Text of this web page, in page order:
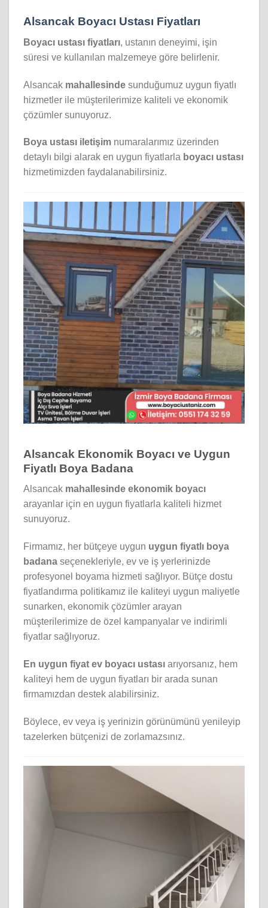
Alsancak Boyacı Ustası Fiyatları
Boyacı ustası fiyatları, ustanın deneyimi, işin
süresi ve kullanılan malzemeye göre belirlenir.
Alsancak mahallesinde sunduğumuz uygun fiyatlı
hizmetler ile müşterilerimize kaliteli ve ekonomik
çözümler sunuyoruz.
Boya ustası iletişim numaralarımız üzerinden
detaylı bilgi alarak en uygun fiyatlarla boyacı ustası
hizmetimizden faydalanabilirsiniz.
Alsancak Ekonomik Boyacı ve Uygun
Fiyatlı Boya Badana
Alsancak mahallesinde ekonomik boyacı
arayanlar için en uygun fiyatlarla kaliteli hizmet
sunuyoruz.
Firmamız, her bütçeye uygun uygun fiyatlı boya
badana seçenekleriyle, ev ve iş yerlerinizde
profesyonel boyama hizmeti sağlıyor. Bütçe dostu
fiyatlandırma politikamız ile kaliteyi uygun maliyetle
sunarken, ekonomik çözümler arayan
müşterilerimize de özel kampanyalar ve indirimli
fiyatlar sağlıyoruz.
En uygun fiyat ev boyacı ustası arıyorsanız, hem
kaliteyi hem de uygun fiyatları bir arada sunan
firmamızdan destek alabilirsiniz.
Böylece, ev veya iş yerinizin görünümünü yenileyip
tazelerken bütçenizi de zorlamazsınız.